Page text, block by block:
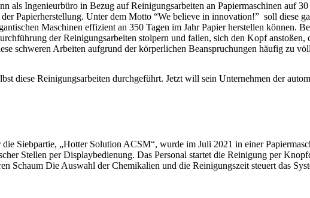
Ingenieurbüro in Bezug auf Reinigungsarbeiten an Papiermaschinen auf
Papierherstellung. Unter dem Motto “We believe in innovation!” soll diese
Maschinen effizient an 350 Tagen im Jahr Papier herstellen können.
der Reinigungsarbeiten stolpern und fallen, sich den Kopf anstoßen,
schweren Arbeiten aufgrund der körperlichen Beanspruchungen häufig zu
diese Reinigungsarbeiten durchgeführt. Jetzt will sein Unternehmen der
Siebpartie, „Hotter Solution ACSM“, wurde im Juli 2021 in einer
Stellen per Displaybedienung. Das Personal startet die Reinigung per
Schaum Die Auswahl der Chemikalien und die Reinigungszeit steuert das